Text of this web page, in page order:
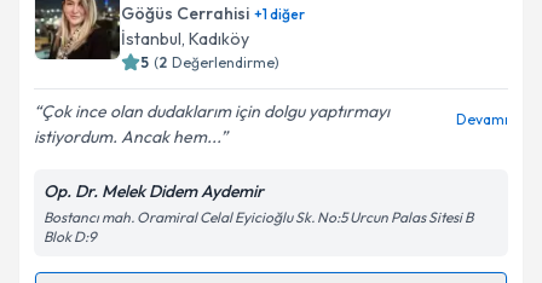
Takvim Talebini Gönder
Size bu uzmandan randevu almanız için bir takvim
hazırlandığında e-posta ile bilgilendireceğiz.
Kişisel verilerimin işlenmesine ilişkin
Metni'ni okudum ve kişisel verilerimin belirtilen
Göğüs Cerrahisi +1diğer
İstanbul, Kadıköy
5 (2 Değerlendirme)
Çok ince olan dudaklarım için dolgu yaptırmayı
istiyordum. Ancak hem...
Devamı
Op. Dr. Melek Didem Aydemir
Bostancı mah. Oramiral Celal Eyicioğlu Sk. No:5 Urcun Palas Sitesi B
Blok D:9